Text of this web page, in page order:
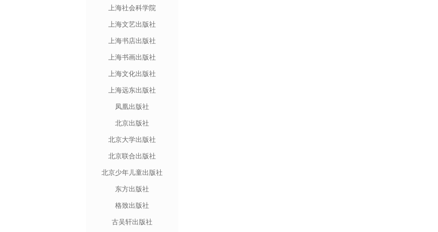
上海社会科学院
上海文艺出版社
上海书店出版社
上海书画出版社
上海文化出版社
上海远东出版社
凤凰出版社
北京出版社
北京大学出版社
北京联合出版社
北京少年儿童出版社
东方出版社
格致出版社
古吴轩出版社